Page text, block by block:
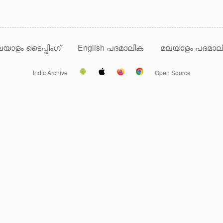
ടൈപ്പിംഗ് English പദമാലിക മലയാളം
Indic Archive Open Source